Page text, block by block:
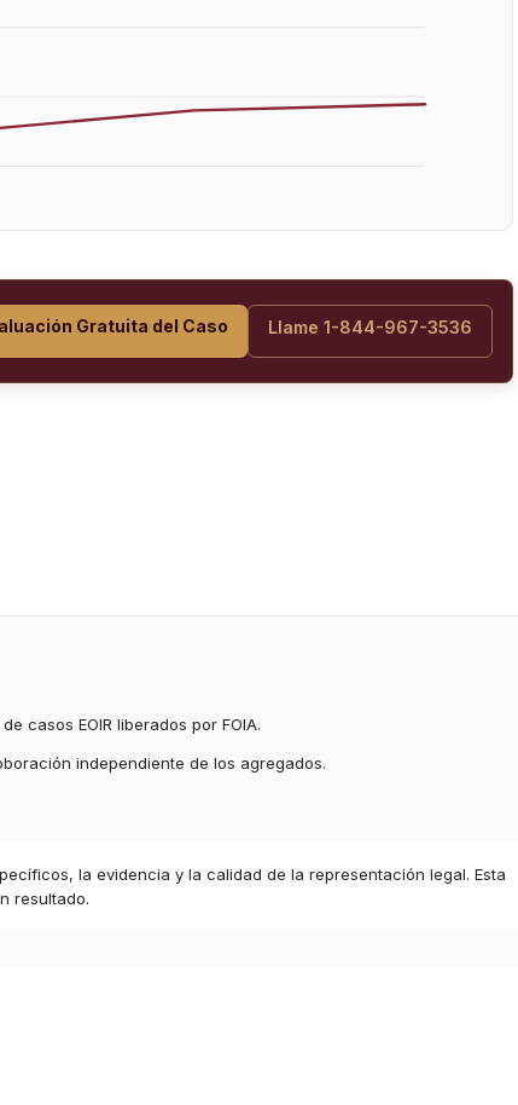
Gratuita del Caso Llame 1-844-967-3536
casos EOIR liberados por FOIA.
independiente de los agregados.
la evidencia y la calidad de la representación legal. Esta
resultado.